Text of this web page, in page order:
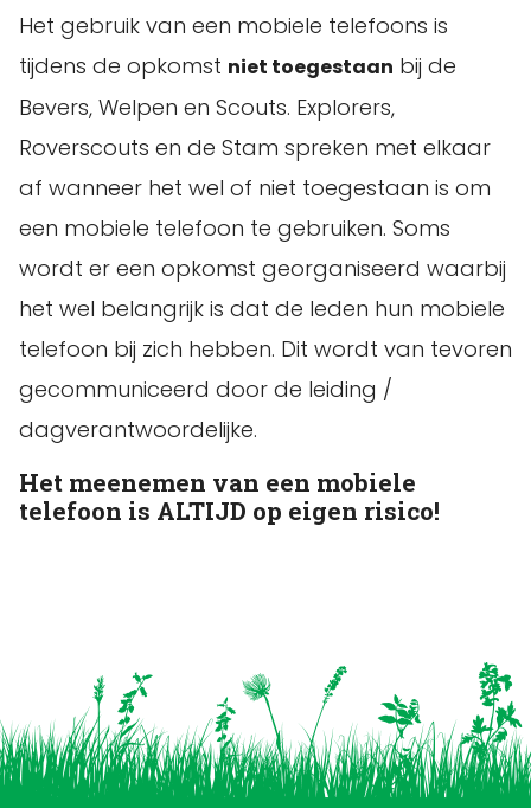
Het gebruik van een mobiele telefoons is
tijdens de opkomst niet toegestaan bij de
Bevers, Welpen en Scouts. Explorers,
Roverscouts en de Stam spreken met elkaar
af wanneer het wel of niet toegestaan is om
een mobiele telefoon te gebruiken. Soms
wordt er een opkomst georganiseerd waarbij
het wel belangrijk is dat de leden hun mobiele
telefoon bij zich hebben. Dit wordt van tevoren
gecommuniceerd door de leiding /
dagverantwoordelijke.
Het meenemen van een mobiele
telefoon is ALTIJD op eigen risico!